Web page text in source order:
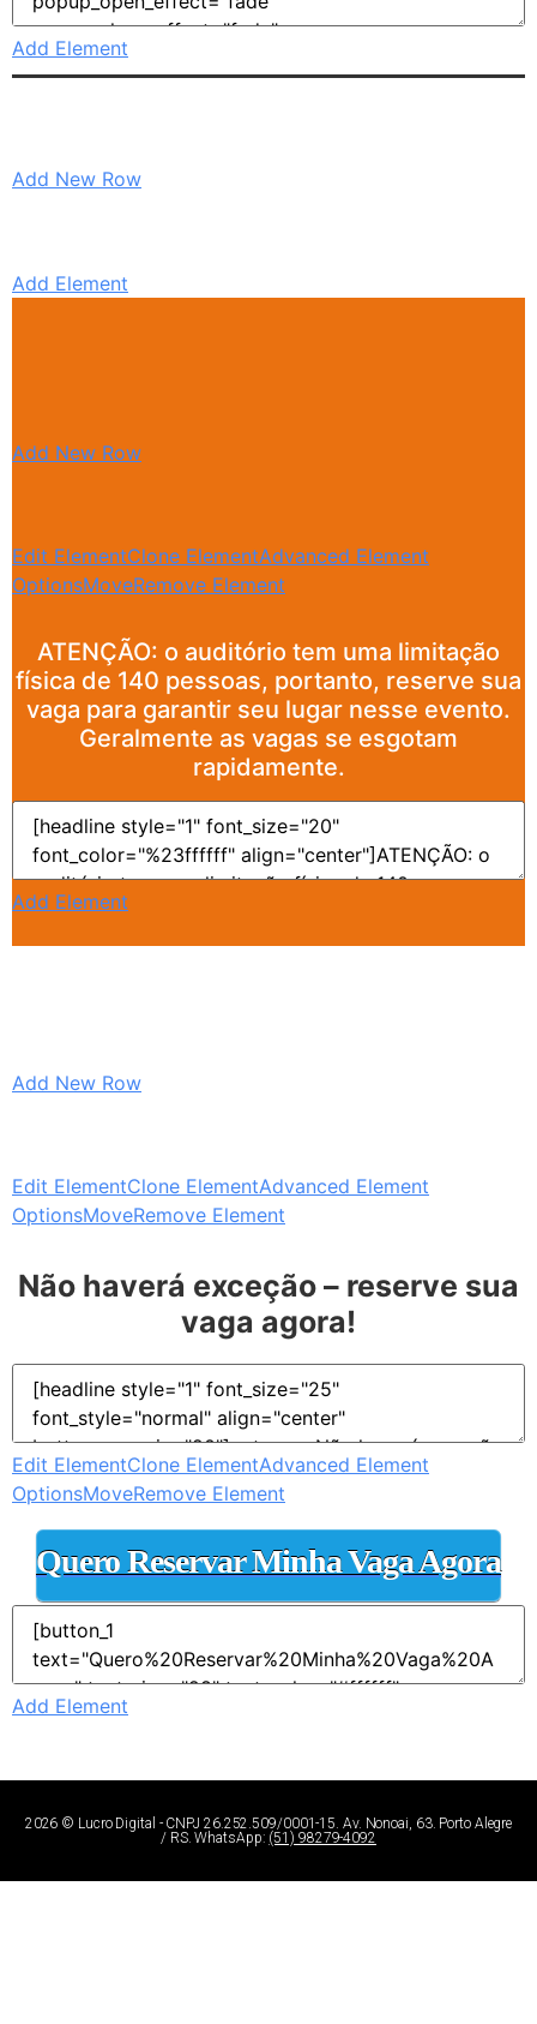
Add Element
Add New Row
Add Element
Add New Row
Edit ElementClone ElementAdvanced Element
OptionsMoveRemove Element
ATENÇÃO: o auditório tem uma limitação
física de 140 pessoas, portanto, reserve sua
vaga para garantir seu lugar nesse evento.
Geralmente as vagas se esgotam
rapidamente.
Add Element
Add New Row
Edit ElementClone ElementAdvanced Element
OptionsMoveRemove Element
Não haverá exceção – reserve sua
vaga agora!
Edit ElementClone ElementAdvanced Element
OptionsMoveRemove Element
Quero Reservar Minha Vaga Agora
Add Element
2026 © Lucro Digital - CNPJ 26.252.509/0001-15. Av. Nonoai, 63. Porto Alegre
/ RS. WhatsApp: (51) 98279-4092